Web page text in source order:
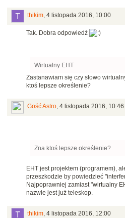
thikim, 4 listopada 2016, 10:00
Tak. Dobra odpowiedź
Wirtualny EHT
Zastanawiam się czy słowo
ktoś lepsze określenie?
Gość Astro, 4 listopada 2016, 10:46
Zna ktoś lepsze określenie?
EHT jest projektem (programem),
przeszkodzie by powiedzieć
Najpoprawniej zamiast "wirtualny
nazwie jest już teleskop.
thikim, 4 listopada 2016, 12:00